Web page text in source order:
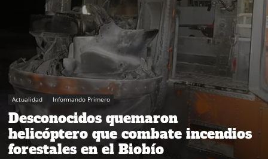
Actualidad Informando Primero
Desconocidos quemaron
helicóptero que combate incendios
forestales en el Biobío